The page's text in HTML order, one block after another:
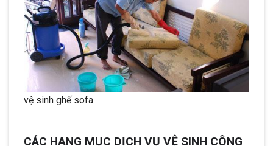
vệ sinh ghế sofa
CÁC HẠNG MỤC DỊCH VỤ VỆ SINH CÔNG